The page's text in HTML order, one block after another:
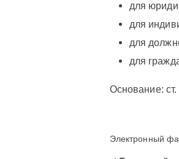
для
для
для
для
Основание:
Электронный